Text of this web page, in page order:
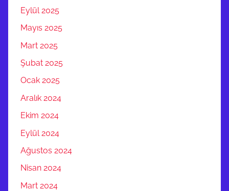
K
E
M
İ
T
M
A
Eylül 2025
Mayıs 2025
Mart 2025
Şubat 2025
Ocak 2025
Aralık 2024
Ekim 2024
Eylül 2024
Ağustos 2024
Nisan 2024
Mart 2024